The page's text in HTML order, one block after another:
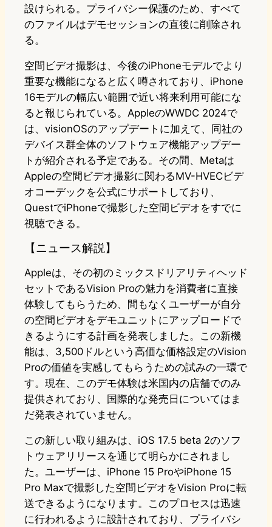
設けられる。プライバシー保護のため、すべて
のファイルはデモセッションの直後に削除され
る。
空間ビデオ撮影は、今後のiPhoneモデルでより
重要な機能になると広く噂されており、iPhone
16モデルの幅広い範囲で近い将来利用可能にな
ると報じられている。AppleのWWDC 2024で
は、visionOSのアップデートに加えて、同社の
デバイス群全体のソフトウェア機能アップデー
トが紹介される予定である。その間、Metaは
Appleの空間ビデオ撮影に関わるMV-HVECビデ
オコーデックを公式にサポートしており、
QuestでiPhoneで撮影した空間ビデオをすでに
視聴できる。
【ニュース解説】
Appleは、その初のミックスドリアリティヘッド
セットであるVision Proの魅力を消費者に直接
体験してもらうため、間もなくユーザーが自分
の空間ビデオをデモユニットにアップロードで
きるようにする計画を発表しました。この新機
能は、3,500ドルという高価な価格設定のVision
Proの価値を実感してもらうための試みの一環で
す。現在、このデモ体験は米国内の店舗でのみ
提供されており、国際的な発売日についてはま
だ発表されていません。
この新しい取り組みは、iOS 17.5 beta 2のソフ
トウェアリリースを通じて明らかにされまし
た。ユーザーは、iPhone 15 ProやiPhone 15
Pro Maxで撮影した空間ビデオをVision Proに転
送できるようになります。このプロセスは迅速
に行われるように設計されており、プライバシ